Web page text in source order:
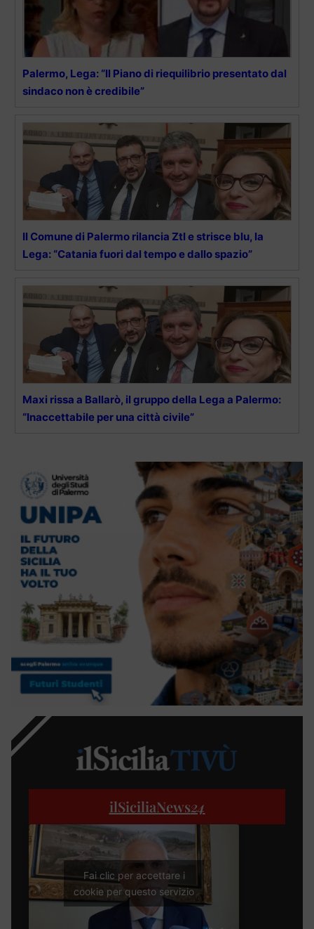
Palermo, Lega: “Il Piano di riequilibrio presentato dal
sindaco non è credibile”
Il Comune di Palermo rilancia Ztl e strisce blu, la
Lega: “Catania fuori dal tempo e dallo spazio”
Maxi rissa a Ballarò, il gruppo della Lega a Palermo:
“Inaccettabile per una città civile”
ilSiciliaNews24
Fai clic per accettare i
cookie per questo servizio